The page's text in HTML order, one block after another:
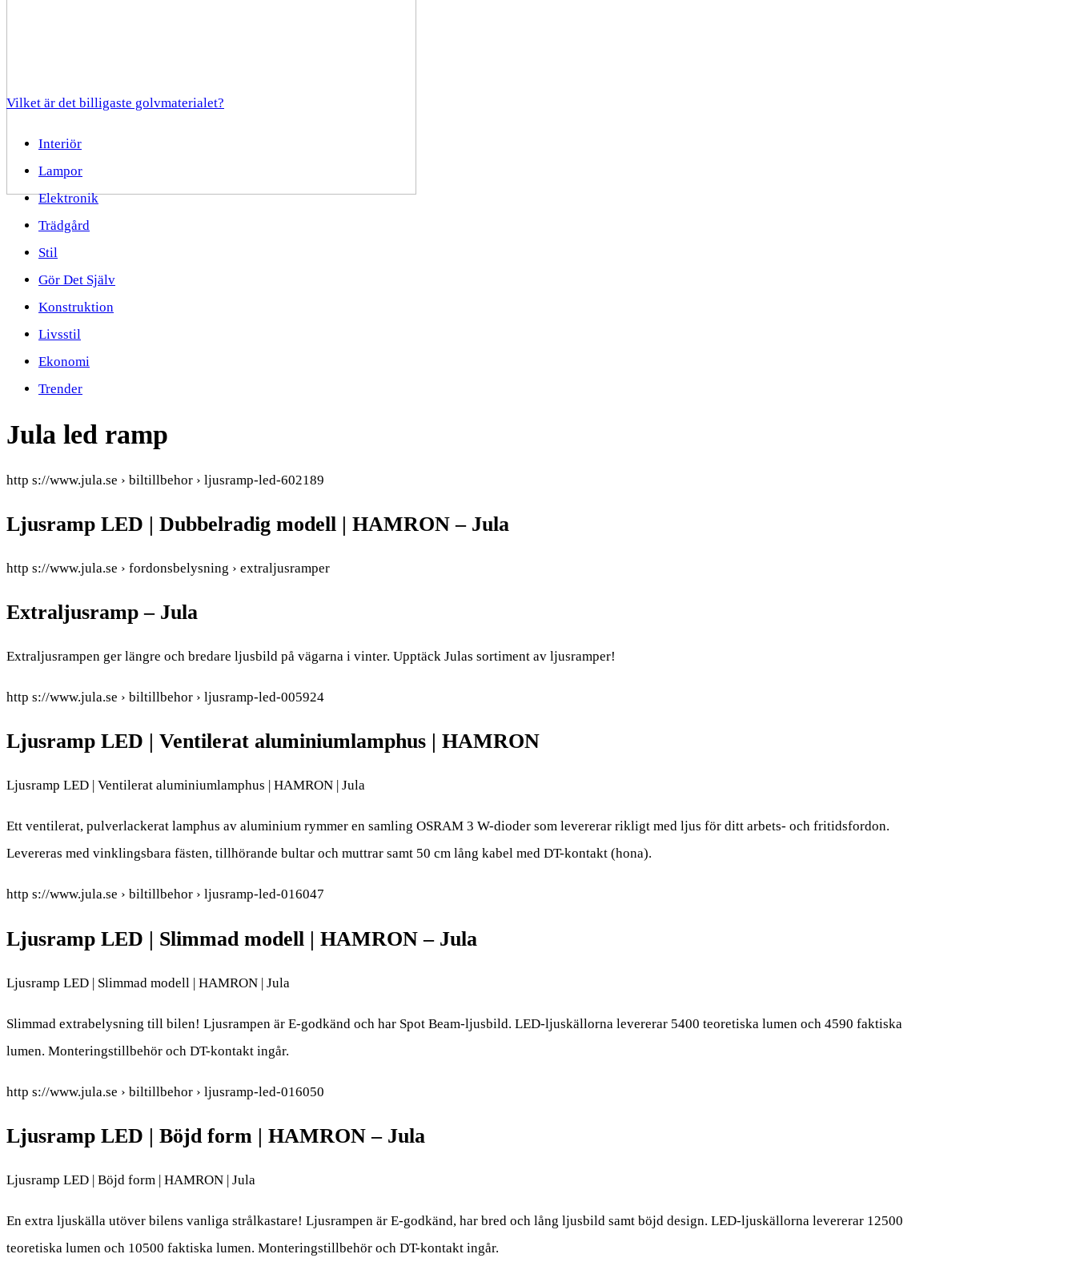
Vilket är det billigaste golvmaterialet?
Interiör
Lampor
Elektronik
Trädgård
Stil
Gör Det Själv
Konstruktion
Livsstil
Ekonomi
Trender
Jula led ramp
http s://www.jula.se › biltillbehor › ljusramp-led-602189
Ljusramp LED | Dubbelradig modell | HAMRON – Jula
http s://www.jula.se › fordonsbelysning › extraljusramper
Extraljusramp – Jula
Extraljusrampen ger längre och bredare ljusbild på vägarna i vinter. Upptäck Julas sortiment av ljusramper!
http s://www.jula.se › biltillbehor › ljusramp-led-005924
Ljusramp LED | Ventilerat aluminiumlamphus | HAMRON
Ljusramp LED | Ventilerat aluminiumlamphus | HAMRON | Jula
Ett ventilerat, pulverlackerat lamphus av aluminium rymmer en samling OSRAM 3 W-dioder som levererar rikligt med ljus för ditt arbets- och fritidsfordon.
Levereras med vinklingsbara fästen, tillhörande bultar och muttrar samt 50 cm lång kabel med DT-kontakt (hona).
http s://www.jula.se › biltillbehor › ljusramp-led-016047
Ljusramp LED | Slimmad modell | HAMRON – Jula
Ljusramp LED | Slimmad modell | HAMRON | Jula
Slimmad extrabelysning till bilen! Ljusrampen är E-godkänd och har Spot Beam-ljusbild. LED-ljuskällorna levererar 5400 teoretiska lumen och 4590 faktiska
lumen. Monteringstillbehör och DT-kontakt ingår.
http s://www.jula.se › biltillbehor › ljusramp-led-016050
Ljusramp LED | Böjd form | HAMRON – Jula
Ljusramp LED | Böjd form | HAMRON | Jula
En extra ljuskälla utöver bilens vanliga strålkastare! Ljusrampen är E-godkänd, har bred och lång ljusbild samt böjd design. LED-ljuskällorna levererar 12500
teoretiska lumen och 10500 faktiska lumen. Monteringstillbehör och DT-kontakt ingår.